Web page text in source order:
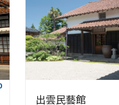
出雲民藝館